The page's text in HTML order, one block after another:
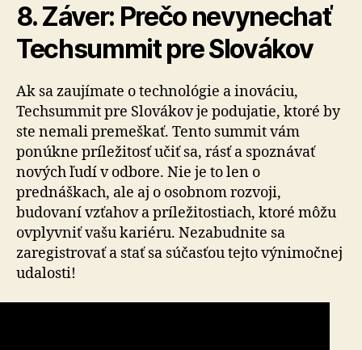
8. Záver: Prečo nevynechať
Techsummit pre Slovákov
Ak sa zaujímate o technológie a inováciu,
Techsummit pre Slovákov je podujatie, ktoré by
ste nemali premeškať. Tento summit vám
ponúkne príležitosť učiť sa, rásť a spoznávať
nových ľudí v odbore. Nie je to len o
prednáškach, ale aj o osobnom rozvoji,
budovaní vzťahov a príležitostiach, ktoré môžu
ovplyvniť vašu kariéru. Nezabudnite sa
zaregistrovať a stať sa súčasťou tejto výnimočnej
udalosti!